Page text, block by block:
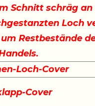
Schnitt schräg
Loch
Restbestände
Loch-Cover
Cover